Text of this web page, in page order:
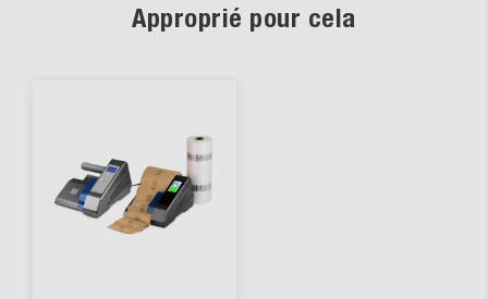
Approprié pour cela